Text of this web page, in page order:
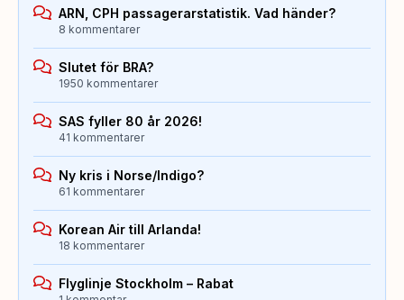
ARN, CPH passagerarstatistik. Vad händer?
8 kommentarer
Slutet för BRA?
1950 kommentarer
SAS fyller 80 år 2026!
41 kommentarer
Ny kris i Norse/Indigo?
61 kommentarer
Korean Air till Arlanda!
18 kommentarer
Flyglinje Stockholm – Rabat